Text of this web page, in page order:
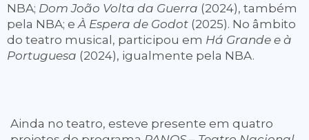
NBA; Dom João Volta da Guerra (2024), também
pela NBA; e À Espera de Godot (2025). No âmbito
do teatro musical, participou em Há Grande e à
Portuguesa (2024), igualmente pela NBA.
Ainda no teatro, esteve presente em quatro